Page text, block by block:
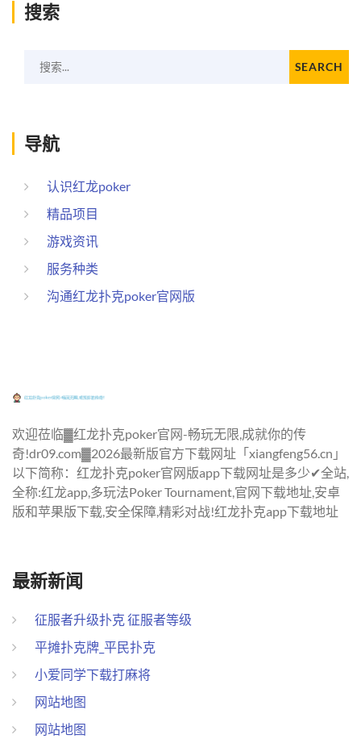
搜索
搜索... SEARCH
导航
认识红龙poker
精品项目
游戏资讯
服务种类
沟通红龙扑克poker官网版
欢迎莅临▓红龙扑克poker官网-畅玩无限,成就你的传
奇!dr09.com▓2026最新版官方下载网址「xiangfeng56.cn」
以下简称：红龙扑克poker官网版app下载网址是多少✔全站,
全称:红龙app,多玩法Poker Tournament,官网下载地址,安卓
版和苹果版下载,安全保障,精彩对战!红龙扑克app下载地址
最新新闻
征服者升级扑克 征服者等级
平摊扑克牌_平民扑克
小爱同学下载打麻将
网站地图
网站地图